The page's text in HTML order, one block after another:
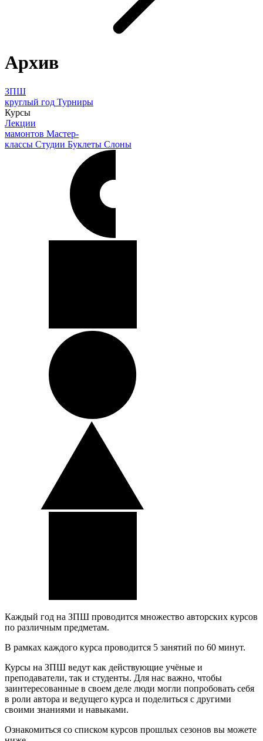
Архив
ЗПШ
круглый год Турниры
Курсы
Лекции
мамонтов Мастер-
классы Студии Буклеты Слоны
Каждый год на ЗПШ проводится множество авторских курсов
по различным предметам.
В рамках каждого курса проводится 5 занятий по 60 минут.
Курсы на ЗПШ ведут как действующие учёные и
преподаватели, так и студенты. Для нас важно, чтобы
заинтересованные в своем деле люди могли попробовать себя
в роли автора и ведущего курса и поделиться с другими
своими знаниями и навыками.
Ознакомиться со списком курсов прошлых сезонов вы можете